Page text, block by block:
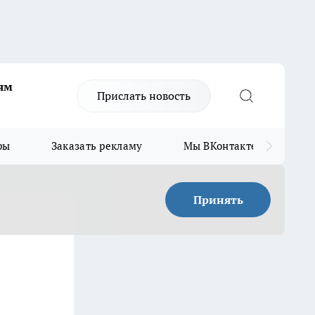
Прислать новость
Заказать рекламу Мы ВКонтакте
Принять